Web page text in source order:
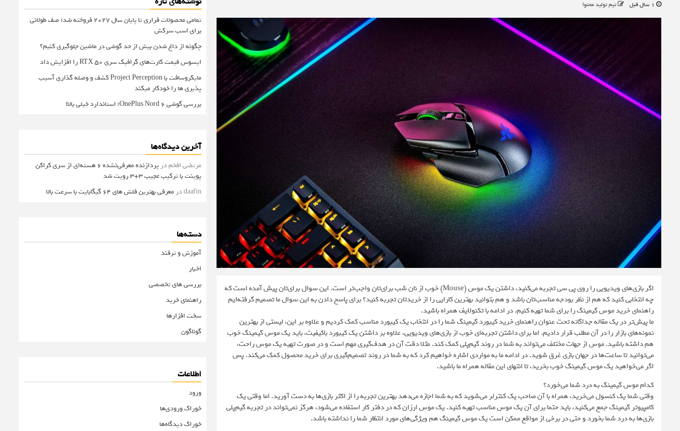
تیم تولید محتوا
اگر بازی‌های ویدیویی را روی پی سی تجربه می‌کنید، داشتن یک موس (Mouse) خوب از نان شب برای‌تان واجب‌تر است. این سوال برای‌تان پیش آمده است که
چه انتخابی کنید که هم از نظر بودجه مناسب‌تان باشد و هم بتوانید بهترین کارایی را از خریدتان تجربه کنید؟ برای پاسخ دادن به این سوال ما تصمیم گرفته‌ایم
راهنمای خرید موس گیمینگ را برای شما تهیه کنیم. در ادامه با تکنولایف همراه باشید.
ما پیش‌تر در یک مقاله جداگانه تحت عنوان راهنمای خرید کیبورد گیمینگ شما را در انتخاب یک کیبورد مناسب کمک کردیم و علاوه بر این، لیستی از بهترین
نمونه‌های بازار را در آن مطلب قرار دادیم. اما برای داشتن تجربه‌ای خوب از بازی‌های ویدیویی، علاوه بر داشتن یک کیبورد باکیفیت، باید یک موس گیمینگ خوب
هم داشته باشید. موس از جهات مختلف می‌تواند به شما در روند گیم‌پلی کمک کند. مثلا دقت آن در هدف‌گیری مهم است و در صورت تهیه یک موس راحت،
می‌توانید تا ساعت‌ها در جهان بازی غرق شوید. در ادامه ما به مواردی اشاره خواهیم کرد که به شما در روند تصمیم‌گیری برای خرید محصول کمک می‌کند. پس
اگر می‌خواهید یک موس گیمینگ خوب بخرید، تا انتهای این مقاله همراه ما باشید.
کدام موس گیمینگ به درد شما می‌خورد؟
وقتی شما یک کنسول می‌خرید، همراه با آن صاحب یک کنترلر می‌شوید که به شما اجازه می‌دهد بهترین تجربه را از اکثر بازی‌ها به دست آورید. اما وقتی یک
کامپیوتر گیمینگ جمع می‌کنید، باید حتما برای آن یک موس مناسب تهیه کنید. یک موس ارزان که در دفتر کار استفاده می‌شود، هرگز نمی‌تواند در تجربه گیم‌پلی
بازی‌ها به درد شما بخورد و حتی در برخی از مواقع ممکن است یک موس گیمینگ هم ویژگی‌های مورد انتظار شما را نداشته باشد.
تمامی محصولات فراری تا پایان سال ۲۰۲۷ فروخته شد؛ صف طولانی
برای اسب سرکش
چگونه از داغ شدن بیش از حد گوشی در ماشین جلوگیری کنیم؟
ایسوس قیمت کارت‌های گرافیک سری RTX 50 را افزایش داد
مایکروسافت با Project Perception کشف و وصله گذاری آسیب
پذیری ها را خودکار میکند
بررسی گوشی OnePlus Nord 6؛ استاندارد خیلی بالا!
آخرین دیدگاه‌ها
مرتضی افخمدر
پردازنده معرفی‌نشده 6 هسته‌ای از سری کراکن
پوینت با ترکیب عجیب 3+3 رویت شد
daafinدر معرفی بهترین فلش های 64 گیگابایت با سرعت بالا
دسته‌ها
آموزش و ترفند
اخبار
بررسی های تخصصی
راهنمای خرید
سخت افزارها
گوناگون
اطلاعات
ورود
خوراک ورودی‌ها
خوراک دیدگاه‌ها